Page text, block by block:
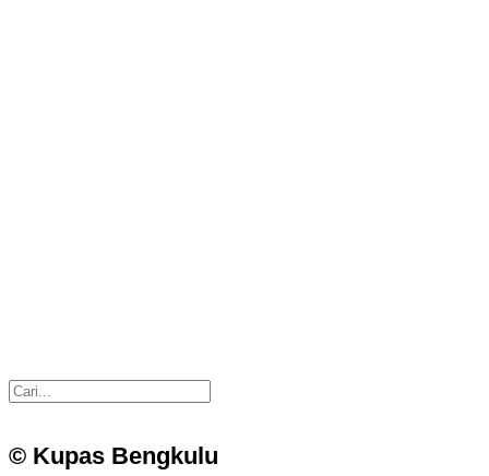
© Kupas Bengkulu